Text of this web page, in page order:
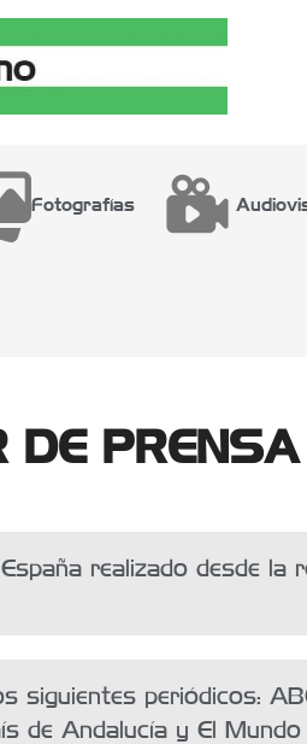
Fotografías
DE PRENSA
realizado desde la
siguientes periódicos:
de Andalucía y El Mundo